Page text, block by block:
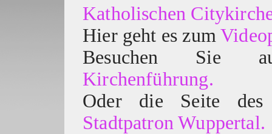
Katholischen
Hier geht es zum
Besuchen
Kirchenführung.
Oder die Seite des
Stadtpatron Wuppertal.